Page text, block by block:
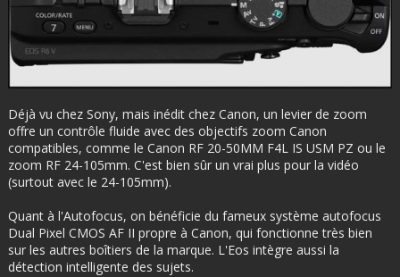
Déjà vu chez Sony, mais inédit chez Canon, un levier de zoom
offre un contrôle fluide avec des objectifs zoom Canon
compatibles, comme le Canon RF 20-50MM F4L IS USM PZ ou le
zoom RF 24-105mm. C'est bien sûr un vrai plus pour la vidéo
(surtout avec le 24-105mm).
Quant à l'Autofocus, on bénéficie du fameux système autofocus
Dual Pixel CMOS AF II propre à Canon, qui fonctionne très bien
sur les autres boîtiers de la marque. L'Eos intègre aussi la
détection intelligente des sujets.